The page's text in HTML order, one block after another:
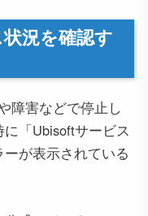
況を確認す
障害などで停止し
「Ubisoftサービス
が表示されている